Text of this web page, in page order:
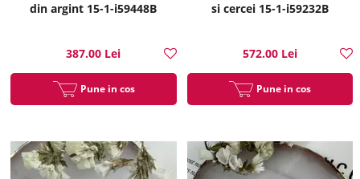
din argint 15-1-i59448B
387.00 Lei
Pune in cos
si cercei 15-1-i59232B
572.00 Lei
Pune in cos